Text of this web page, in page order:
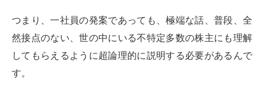
つまり、一社員の発案であっても、極端な話、普段、全
然接点のない、世の中にいる不特定多数の株主にも理解
してもらえるように超論理的に説明する必要があるんで
す。